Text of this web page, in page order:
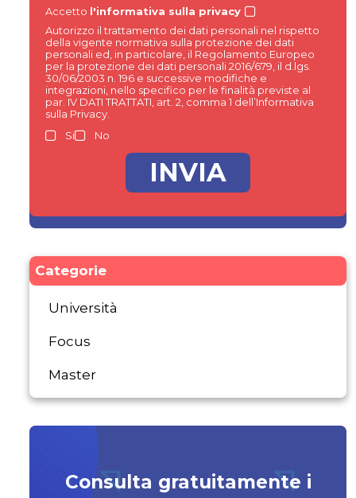
Accetto l'informativa sulla privacy
Autorizzo il trattamento dei dati personali nel rispetto
della vigente normativa sulla protezione dei dati
personali ed, in particolare, il Regolamento Europeo
per la protezione dei dati personali 2016/679, il d.lgs.
30/06/2003 n. 196 e successive modifiche e
integrazioni, nello specifico per le finalità previste al
par. IV DATI TRATTATI, art. 2, comma 1 dell’Informativa
sulla Privacy.
Si
No
Categorie
Università
Focus
Master
Consulta gratuitamente i